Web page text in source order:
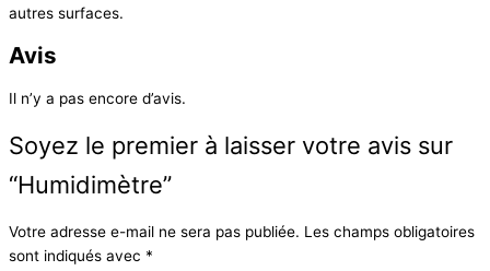
autres surfaces.
Avis
Il n’y a pas encore d’avis.
Soyez le premier à laisser votre avis sur
“Humidimètre”
Votre adresse e-mail ne sera pas publiée. Les champs obligatoires
sont indiqués avec *